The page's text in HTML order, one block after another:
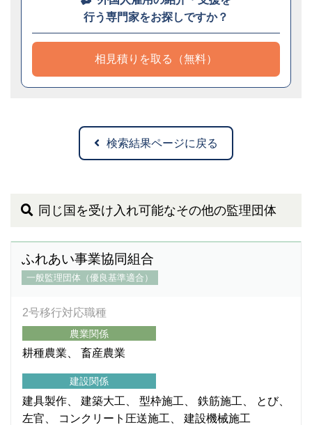
行う専門家をお探しですか？
相見積りを取る（無料）
検索結果ページに戻る
同じ国を受け入れ可能なその他の監理団体
ふれあい事業協同組合
一般監理団体（優良基準適合）
2号移行対応職種
農業関係
耕種農業 畜産農業
建設関係
建具製作 建築大工 型枠施工 鉄筋施工
とび
左官
コンクリート圧送施工 建設機械施工